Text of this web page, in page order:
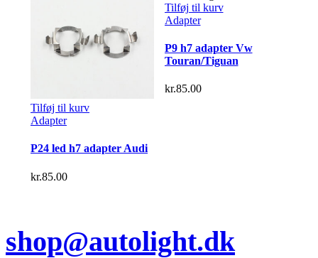
Tilføj til kurv
Adapter
P24 led h7 adapter Audi
kr.85.00
Tilføj til kurv
Adapter
P9 h7 adapter Vw
Touran/Tiguan
kr.85.00
shop@autolight.dk